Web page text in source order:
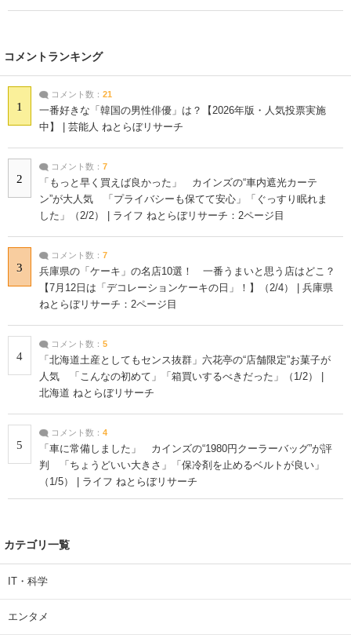
コメントランキング
1
コメント数： 21
一番好きな「韓国の男性俳優」は？【2026年版・人気投票実施
中】 | 芸能人 ねとらぼリサーチ
2
コメント数： 7
「もっと早く買えば良かった」 カインズの“車内遮光カーテ
ン”が大人気 「プライバシーも保てて安心」「ぐっすり眠れま
した」（2/2） | ライフ ねとらぼリサーチ：2ページ目
3
コメント数： 7
兵庫県の「ケーキ」の名店10選！ 一番うまいと思う店はどこ？
【7月12日は「デコレーションケーキの日」！】（2/4） | 兵庫県
ねとらぼリサーチ：2ページ目
4
コメント数： 5
「北海道土産としてもセンス抜群」六花亭の“店舗限定”お菓子が
人気 「こんなの初めて」「箱買いするべきだった」（1/2） |
北海道 ねとらぼリサーチ
5
コメント数： 4
「車に常備しました」 カインズの“1980円クーラーバッグ”が評
判 「ちょうどいい大きさ」「保冷剤を止めるベルトが良い」
（1/5） | ライフ ねとらぼリサーチ
カテゴリ一覧
IT・科学
エンタメ